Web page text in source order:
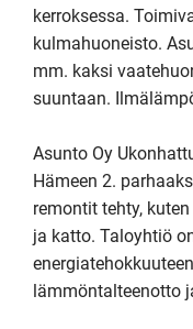
kerroksessa.
kulmahuoneisto.
mm. kaksi
suuntaan.
Asunto Oy
Hämeen 2.
remontit tehty,
ja katto. Taloyhtiö
lämmöntalteenotto